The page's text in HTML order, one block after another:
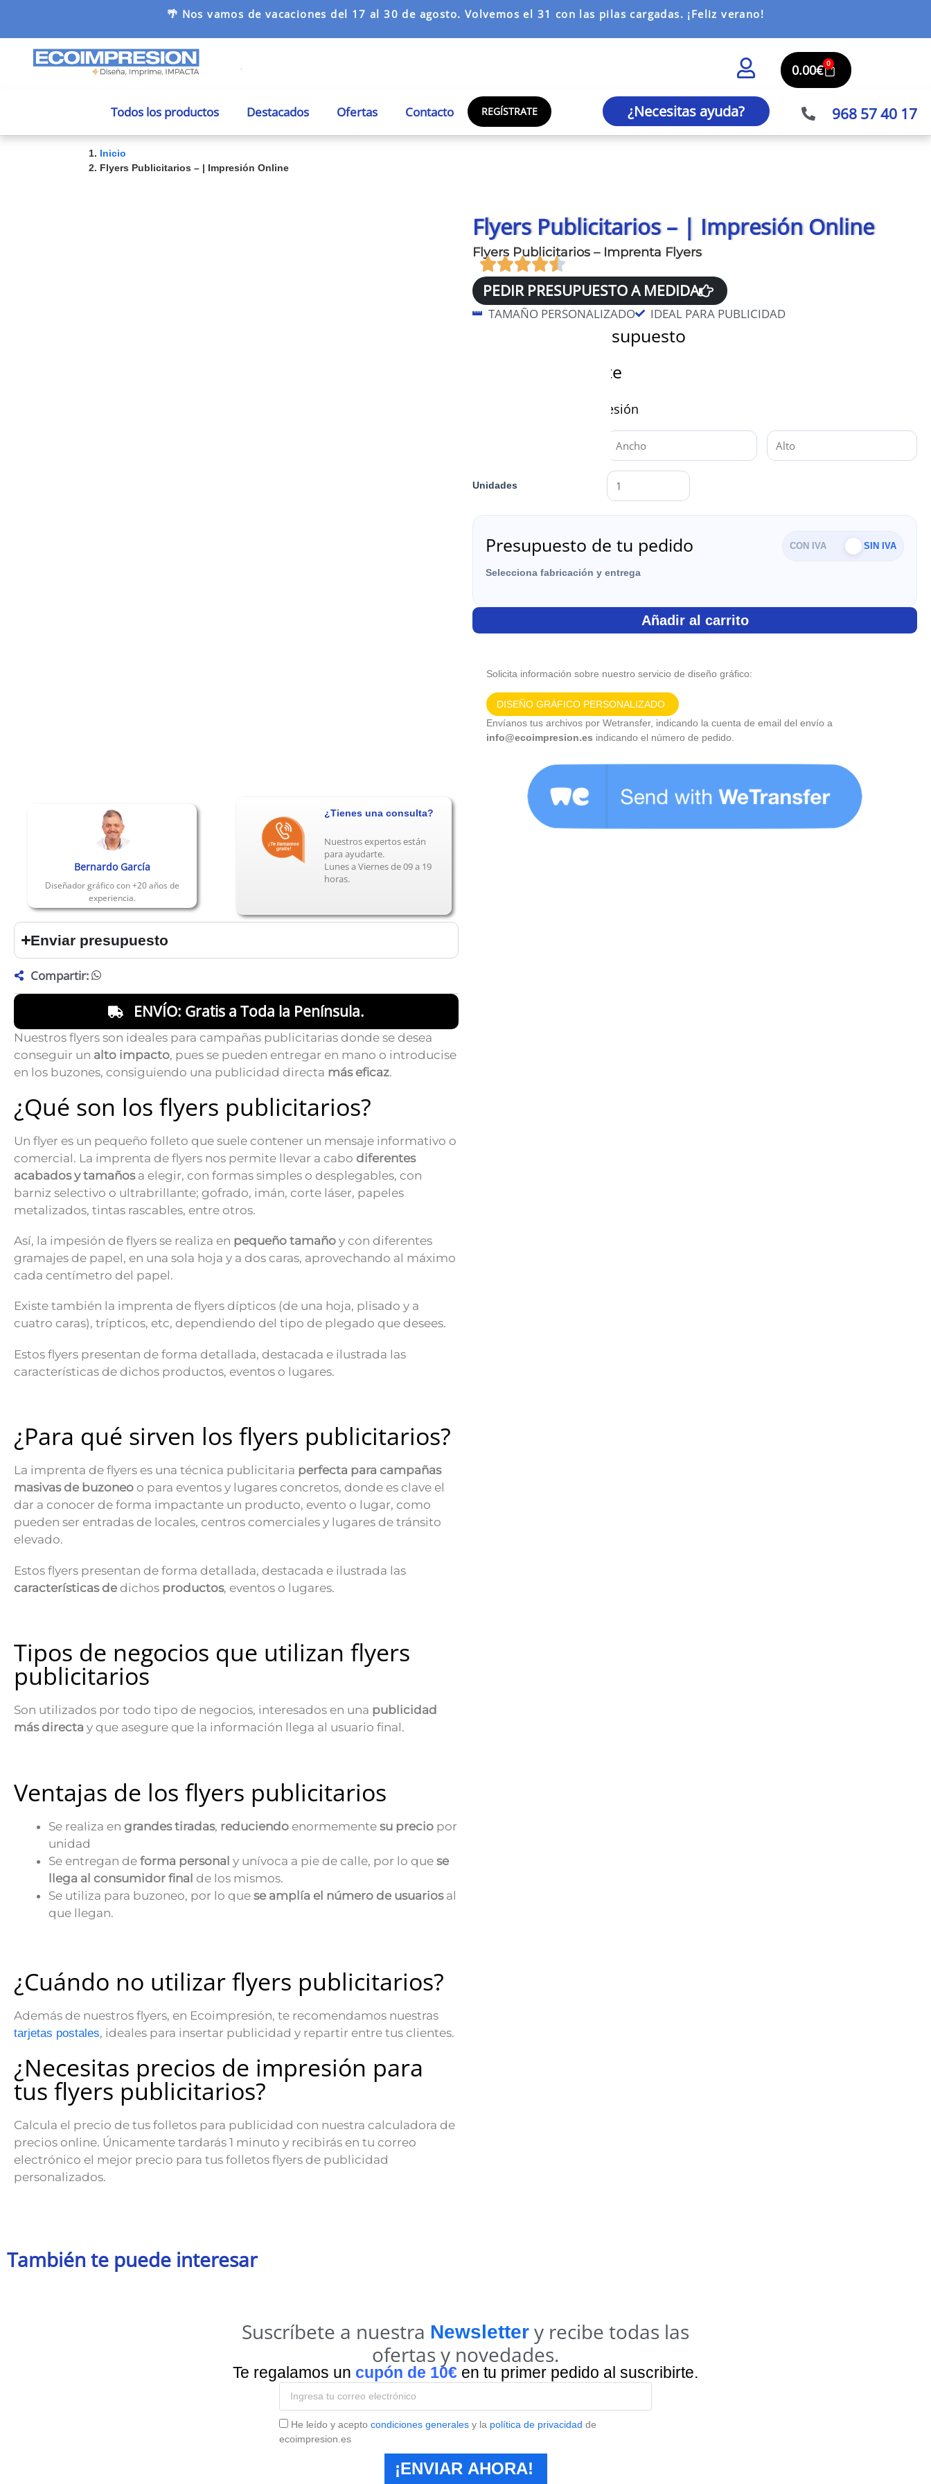
🌴 Nos vamos de vacaciones del 17 al 30 de agosto. Volvemos el 31 con las pilas cargadas. ¡Feliz verano!
0.00€ 0
Todos los productos Destacados Ofertas Contacto REGÍSTRATE ¿Necesitas ayuda? 968 57 40 17
Inicio
Flyers Publicitarios – | Impresión Online
Bernardo García
Diseñador gráfico con +20 años de
experiencia.
¿Tienes una consulta?
Nuestros expertos están
para ayudarte.
Lunes a Viernes de 09 a 19
horas.
Enviar presupuesto
Compartir:
ENVÍO: Gratis a Toda la Península.
Nuestros flyers son ideales para campañas publicitarias donde se desea
conseguir un alto impacto, pues se pueden entregar en mano o introducise
en los buzones, consiguiendo una publicidad directa más eficaz.
¿Qué son los flyers publicitarios?
Un flyer es un pequeño folleto que suele contener un mensaje informativo o
comercial. La imprenta de flyers nos permite llevar a cabo diferentes
acabados y tamañosa elegir, con formas simples o desplegables, con
barniz selectivo o ultrabrillante; gofrado, imán, corte láser, papeles
metalizados, tintas rascables, entre otros.
Así, la impesión de flyers se realiza en pequeño tamaño y con diferentes
gramajes de papel, en una sola hoja y a dos caras, aprovechando al máximo
cada centímetro del papel.
Existe también la imprenta de flyers dípticos (de una hoja, plisado y a
cuatro caras), trípticos, etc, dependiendo del tipo de plegado que desees.
Estos flyers presentan de forma detallada, destacada e ilustrada las
características de dichos productos, eventos o lugares.
¿Para qué sirven los flyers publicitarios?
La imprenta de flyers es una técnica publicitaria perfecta para campañas
masivas de buzoneo o para eventos y lugares concretos, donde es clave el
dar a conocer de forma impactante un producto, evento o lugar, como
pueden ser entradas de locales, centros comerciales y lugares de tránsito
elevado.
Estos flyers presentan de forma detallada, destacada e ilustrada las
características de dichos productos, eventos o lugares.
Tipos de negocios que utilizan flyers
publicitarios
Son utilizados por todo tipo de negocios, interesados en una publicidad
más directa y que asegure que la información llega al usuario final.
Ventajas de los flyers publicitarios
Se realiza en grandes tiradas, reduciendo enormemente su precio por
unidad
Se entregan de forma personal y unívoca a pie de calle, por lo quese
llega al consumidor final de los mismos.
Se utiliza para buzoneo, por lo quese amplía el número de usuarios al
que llegan.
¿Cuándo no utilizar flyers publicitarios?
Además de nuestros flyers, en Ecoimpresión, te recomendamos nuestras
tarjetas postales, ideales para insertar publicidad y repartir entre tus clientes.
¿Necesitas precios de impresión para
tus flyers publicitarios?
Calcula el precio de tus folletos para publicidad con nuestra calculadora de
precios online. Únicamente tardarás 1 minuto y recibirás en tu correo
electrónico el mejor precio para tus folletos flyers de publicidad
personalizados.
Flyers Publicitarios – | Impresión Online
Flyers Publicitarios – Imprenta Flyers
PEDIR PRESUPUESTO A MEDIDA
TAMAÑO PERSONALIZADO IDEAL PARA PUBLICIDAD
Datos para el presupuesto
Material y variante
Características de impresión
Unidades
Presupuesto de tu pedido CON IVA SIN IVA
Selecciona fabricación y entrega
Añadir al carrito
Solicita información sobre nuestro servicio de diseño gráfico:
DISEÑO GRÁFICO PERSONALIZADO
Envíanos tus archivos por Wetransfer, indicando la cuenta de email del envío a
info@ecoimpresion.es indicando el número de pedido.
También te puede interesar
Suscríbete a nuestra Newsletter y recibe todas las
ofertas y novedades.
Te regalamos un cupón de 10€ en tu primer pedido al suscribirte.
He leído y aceptocondiciones generales y la política de privacidad de
ecoimpresion.es
¡ENVIAR AHORA!